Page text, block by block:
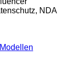
NDA